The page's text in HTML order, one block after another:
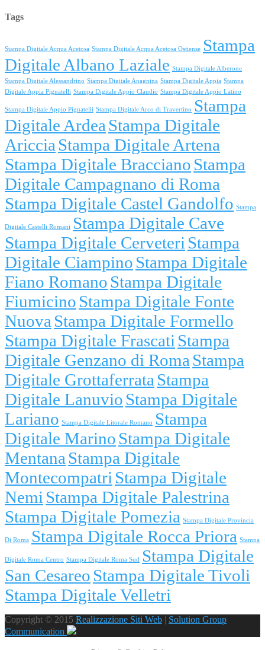
Tags
Stampa Digitale Acqua Acetosa Stampa Digitale Acqua Acetosa Ostiense Stampa
Digitale Albano Laziale Stampa Digitale Alberone
Stampa Digitale Alessandrino Stampa Digitale Anagnina Stampa Digitale Appia Stampa
Digitale Appia Pignatelli Stampa Digitale Appio Claudio Stampa Digitale Appio Latino
Stampa Digitale Appio Pignatelli Stampa Digitale Arco di Travertino
Stampa
Digitale Ardea Stampa Digitale
Ariccia Stampa Digitale Artena
Stampa Digitale Bracciano Stampa
Digitale Campagnano di Roma
Stampa Digitale Castel Gandolfo Stampa
Digitale Castelli Romani
Stampa Digitale Cave
Stampa Digitale Cerveteri Stampa
Digitale Ciampino Stampa Digitale
Fiano Romano Stampa Digitale
Fiumicino Stampa Digitale Fonte
Nuova Stampa Digitale Formello
Stampa Digitale Frascati Stampa
Digitale Genzano di Roma Stampa
Digitale Grottaferrata Stampa
Digitale Lanuvio Stampa Digitale
Lariano Stampa Digitale Litorale Romano
Stampa
Digitale Marino Stampa Digitale
Mentana Stampa Digitale
Montecompatri Stampa Digitale
Nemi Stampa Digitale Palestrina
Stampa Digitale Pomezia Stampa Digitale Provincia
Di Roma Stampa Digitale Rocca Priora Stampa
Digitale Roma Centro Stampa Digitale Roma Sud
Stampa Digitale
San Cesareo Stampa Digitale Tivoli
Stampa Digitale Velletri
Copyright © 2015 Realizzazione Siti Web | Solution Group
Communication